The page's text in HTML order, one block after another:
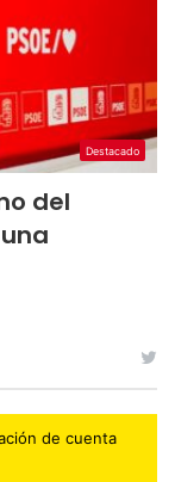
Destacado
del
de cuenta